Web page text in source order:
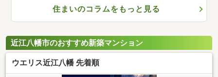
住まいのコラムをもっと見る
近江八幡市のおすすめ新築マンション
ウエリス近江八幡 先着順